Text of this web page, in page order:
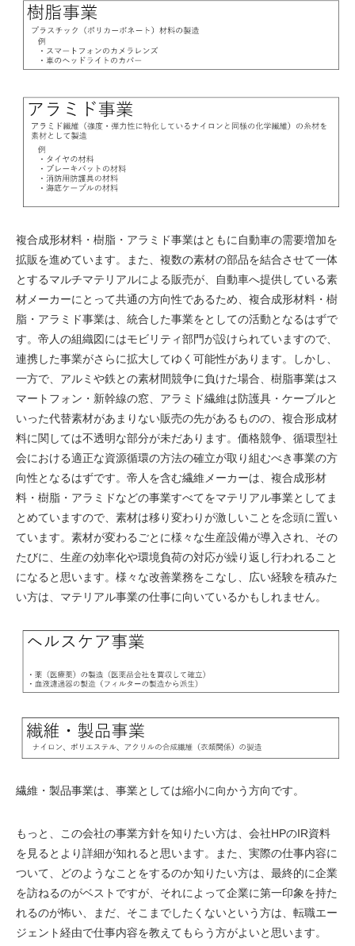
複合成形材料・樹脂・アラミド事業はともに自動車の需要増加を
拡販を進めています。また、複数の素材の部品を結合させて一体
とするマルチマテリアルによる販売が、自動車へ提供している素
材メーカーにとって共通の方向性であるため、複合成形材料・樹
脂・アラミド事業は、統合した事業をとしての活動となるはずで
す。帝人の組織図にはモビリティ部門が設けられていますので、
連携した事業がさらに拡大してゆく可能性があります。しかし、
一方で、アルミや鉄との素材間競争に負けた場合、樹脂事業はス
マートフォン・新幹線の窓、アラミド繊維は防護具・ケーブルと
いった代替素材があまりない販売の先があるものの、複合形成材
料に関しては不透明な部分が未だあります。価格競争、循環型社
会における適正な資源循環の方法の確立が取り組むべき事業の方
向性となるはずです。帝人を含む繊維メーカーは、複合成形材
料・樹脂・アラミドなどの事業すべてをマテリアル事業としてま
とめていますので、素材は移り変わりが激しいことを念頭に置い
ています。素材が変わるごとに様々な生産設備が導入され、その
たびに、生産の効率化や環境負荷の対応が繰り返し行われること
になると思います。様々な改善業務をこなし、広い経験を積みた
い方は、マテリアル事業の仕事に向いているかもしれません。
繊維・製品事業は、事業としては縮小に向かう方向です。
もっと、この会社の事業方針を知りたい方は、会社HPのIR資料
を見るとより詳細が知れると思います。また、実際の仕事内容に
ついて、どのようなことをするのか知りたい方は、最終的に企業
を訪ねるのがベストですが、それによって企業に第一印象を持た
れるのが怖い、まだ、そこまでしたくないという方は、転職エー
ジェント経由で仕事内容を教えてもらう方がよいと思います。